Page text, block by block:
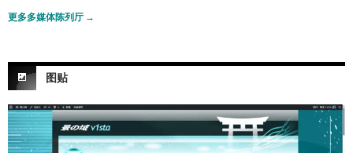
更多多媒体陈列厅 →
图贴